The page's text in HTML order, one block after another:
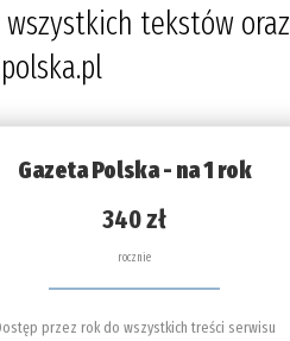
tekstów oraz
Gazeta Polska - na 1 rok
340 zł
rocznie
przez rok do wszystkich treści serwisu